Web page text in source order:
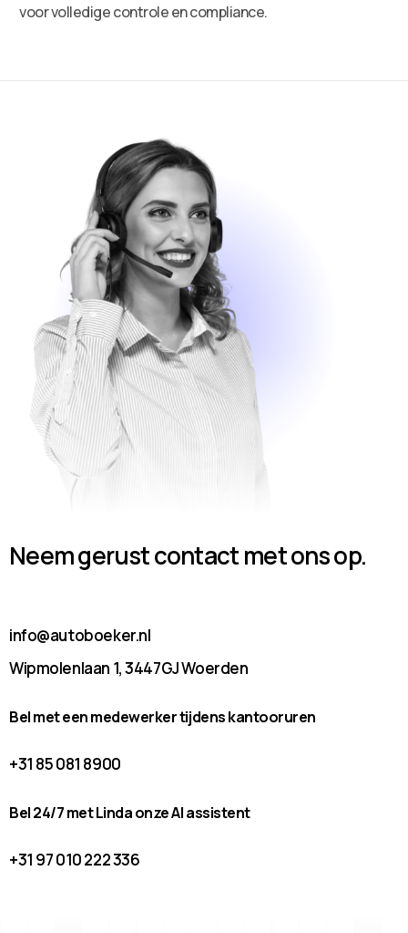
voor volledige controle en compliance.
Neem gerust contact met ons op.
info@autoboeker.nl
Wipmolenlaan 1, 3447GJ Woerden
Bel met een medewerker tijdens kantooruren
+31 85 081 8900
Bel 24/7 met Linda onze AI assistent
+31 97 010 222 336